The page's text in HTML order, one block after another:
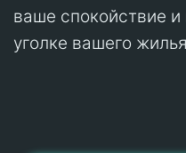
ваше спокойствие
уголке вашего